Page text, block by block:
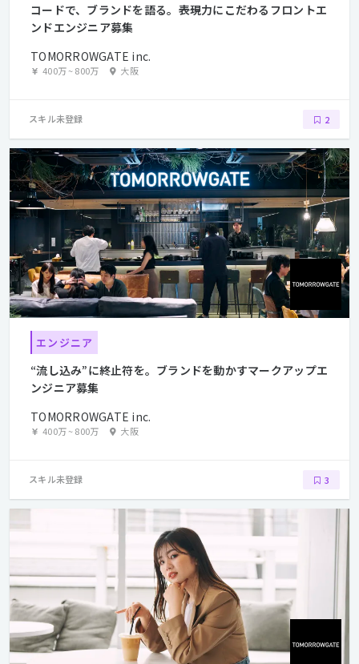
コードで、ブランドを語る。――表現力にこだわるフロントエ
ンドエンジニア募集
TOMORROWGATE inc.
400万~800万 大阪
スキル未登録 2
エンジニア
“流し込み”に終止符を。ブランドを動かすマークアップエ
ンジニア募集
TOMORROWGATE inc.
400万~800万 大阪
スキル未登録 3